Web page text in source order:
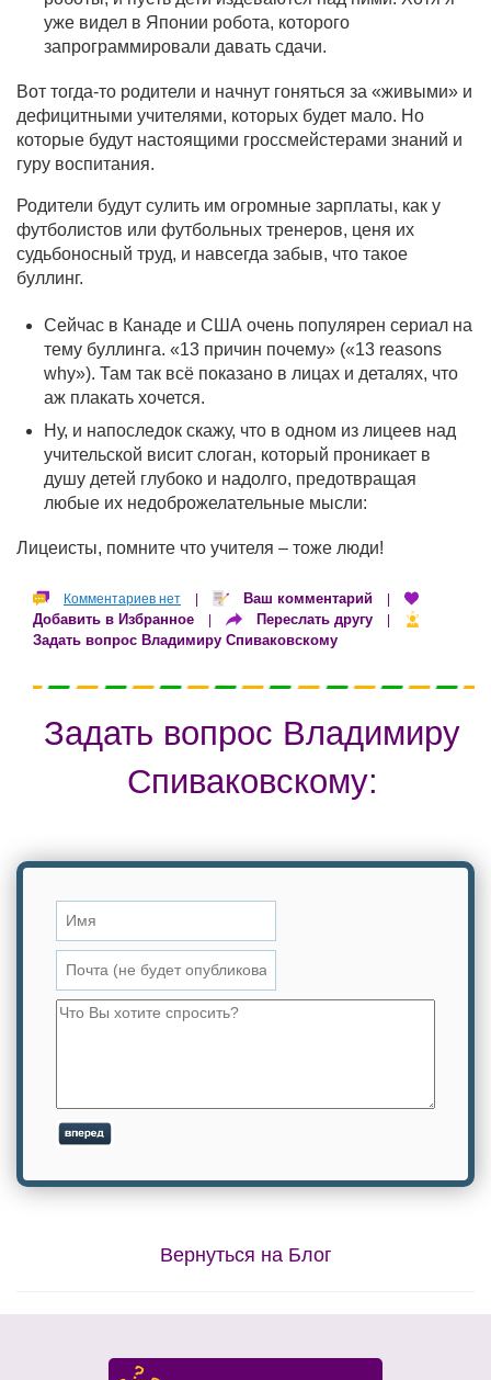
уже видел в Японии робота, которого
запрограммировали давать сдачи.
Вот тогда-то родители и начнут гоняться за «живыми» и
дефицитными учителями, которых будет мало. Но
которые будут настоящими гроссмейстерами знаний и
гуру воспитания.
Родители будут сулить им огромные зарплаты, как у
футболистов или футбольных тренеров, ценя их
судьбоносный труд, и навсегда забыв, что такое
буллинг.
Сейчас в Канаде и США очень популярен сериал на
тему буллинга. «13 причин почему» («13 reasons
why»). Там так всё показано в лицах и деталях, что
аж плакать хочется.
Ну, и напоследок скажу, что в одном из лицеев над
учительской висит слоган, который проникает в
душу детей глубоко и надолго, предотвращая
любые их недоброжелательные мысли:
Лицеисты, помните что учителя – тоже люди!
Комментариев нет Ваш комментарий
Добавить в Избранное | Переслать другу |
Задать вопрос Владимиру Спиваковскому
Задать вопрос Владимиру
Спиваковскому:
Вернуться на Блог